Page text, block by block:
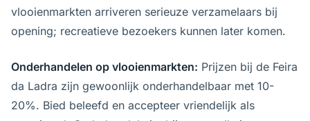
vlooienmarkten arriveren serieuze verzamelaars bij
opening; recreatieve bezoekers kunnen later komen.
Onderhandelen op vlooienmarkten: Prijzen bij de Feira
da Ladra zijn gewoonlijk onderhandelbaar met 10-
20%. Bied beleefd en accepteer vriendelijk als